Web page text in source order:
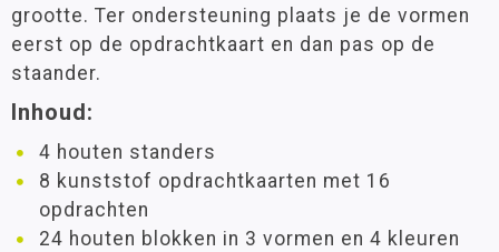
grootte. Ter ondersteuning plaats je de vormen
eerst op de opdrachtkaart en dan pas op de
staander.
Inhoud:
4 houten standers
8 kunststof opdrachtkaarten met 16
opdrachten
24 houten blokken in 3 vormen en 4 kleuren